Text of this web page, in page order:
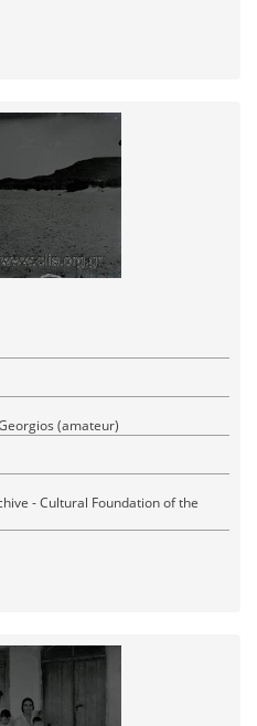
(amateur)
- Cultural Foundation of the